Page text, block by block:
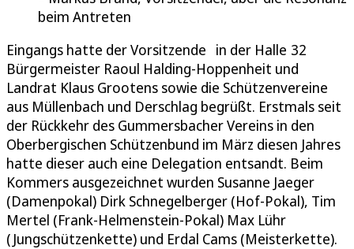
beim Antreten
Eingangs hatte der Vorsitzende in der Halle 32
Bürgermeister Raoul Halding-Hoppenheit und
Landrat Klaus Grootens sowie die Schützenvereine
aus Müllenbach und Derschlag begrüßt. Erstmals seit
der Rückkehr des Gummersbacher Vereins in den
Oberbergischen Schützenbund im März diesen Jahres
hatte dieser auch eine Delegation entsandt. Beim
Kommers ausgezeichnet wurden Susanne Jaeger
(Damenpokal) Dirk Schnegelberger (Hof-Pokal), Tim
Mertel (Frank-Helmenstein-Pokal) Max Lühr
(Jungschützenkette) und Erdal Cams (Meisterkette).